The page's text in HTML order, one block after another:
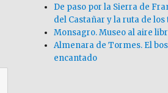
De paso por la Sierra de
del Castañar y la ruta de los
Monsagro. Museo al aire
Almenara de Tormes. El
encantado